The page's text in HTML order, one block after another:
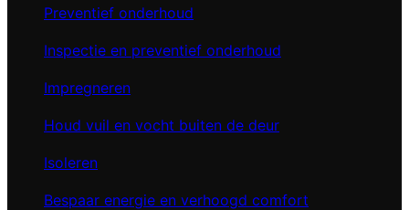
Preventief onderhoud
Inspectie en preventief onderhoud
Impregneren
Houd vuil en vocht buiten de deur
Isoleren
Bespaar energie en verhoogd comfort